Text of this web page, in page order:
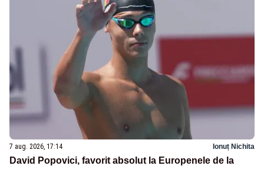
7 aug. 2026, 17:14 Ionuț Nichita
David Popovici, favorit absolut la Europenele de la